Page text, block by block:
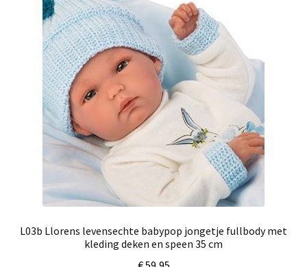
L03b Llorens levensechte babypop jongetje fullbody met
kleding deken en speen 35 cm